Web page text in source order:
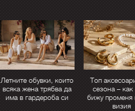
Летните обувки, които
всяка жена трябва да
има в гардероба си
Топ
сезона –
бижу променя
визия